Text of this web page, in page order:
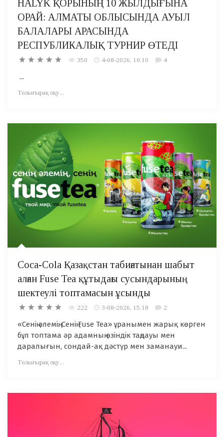
HALYK ҚОРЫНЫҢ 10 ЖЫЛДЫҒЫНА
ОРАЙ: АЛМАТЫ ОБЛЫСЫНДА АУЫЛ
БАЛАЛАРЫ АРАСЫНДА
РЕСПУБЛИКАЛЫҚ ТУРНИР ӨТЕДІ
350 4-08-2026, 10:10 4
...
Толығырақ оқу...
Coca-Cola Қазақстан табиғатынан шабыт
алған Fuse Tea құтыдағы сусындарының
шектеулі топтамасын ұсынды
222 3-08-2026, 15:18 2
«Сенің әлемің. Сенің Fuse Tea» ұранымен жарық көрген
бұл топтама әр адамның өзіндік таңдауы мен
даралығын, сондай-ақ дәстүр мен заманауи...
Толығырақ оқу...